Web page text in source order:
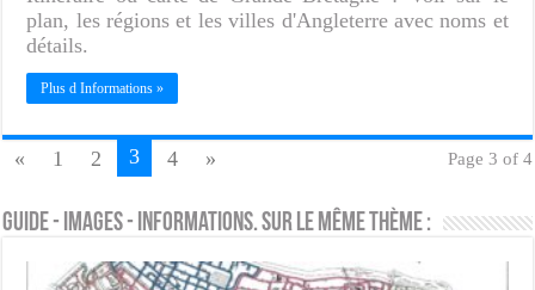
plan, les régions et les villes d'Angleterre avec noms et
détails.
Plus d Informations »
Page 3 of 4
« 1 2 3 4 »
Guide - Images - Informations. Sur le même thème :